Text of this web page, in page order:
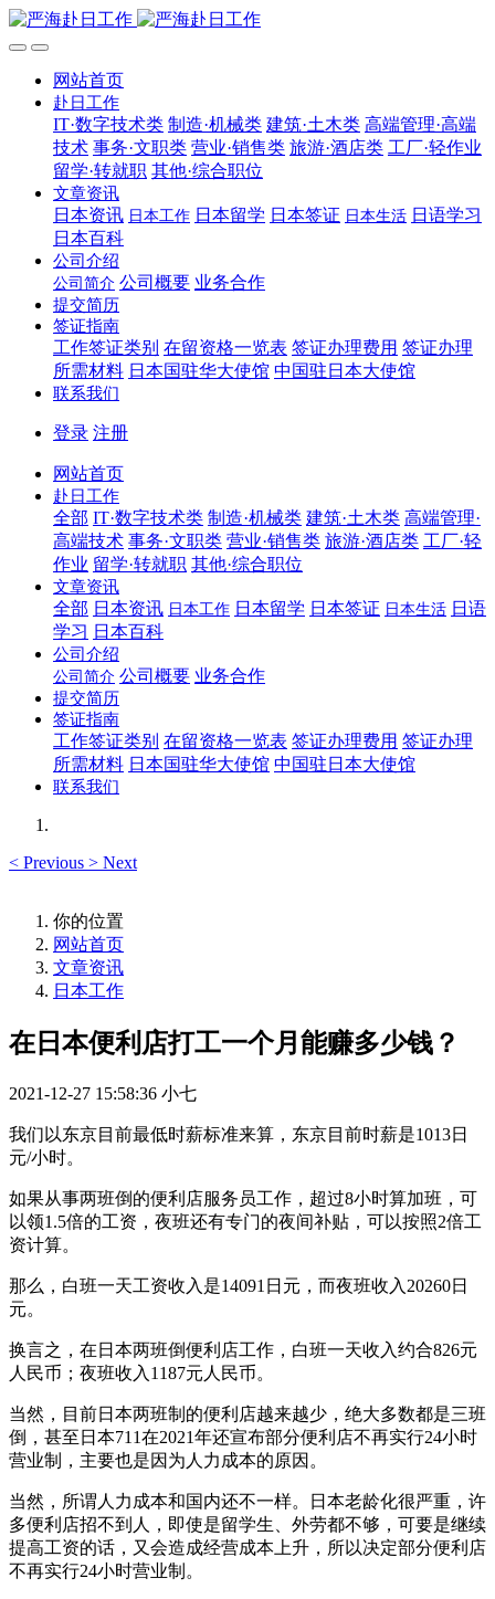
网站首页
赴日工作
IT·数字技术类 制造·机械类 建筑·土木类 高端管理·高端
技术 事务·文职类 营业·销售类 旅游·酒店类 工厂·轻作业
留学·转就职 其他·综合职位
文章资讯
日本资讯 日本工作 日本留学 日本签证 日本生活 日语学习
日本百科
公司介绍
公司简介 公司概要 业务合作
提交简历
签证指南
工作签证类别 在留资格一览表 签证办理费用 签证办理
所需材料 日本国驻华大使馆 中国驻日本大使馆
联系我们
登录 注册
网站首页
赴日工作
全部 IT·数字技术类 制造·机械类 建筑·土木类 高端管理·
高端技术 事务·文职类 营业·销售类 旅游·酒店类 工厂·轻
作业 留学·转就职 其他·综合职位
文章资讯
全部 日本资讯 日本工作 日本留学 日本签证 日本生活 日语
学习 日本百科
公司介绍
公司简介 公司概要 业务合作
提交简历
签证指南
工作签证类别 在留资格一览表 签证办理费用 签证办理
所需材料 日本国驻华大使馆 中国驻日本大使馆
联系我们
< Previous > Next
你的位置
网站首页
文章资讯
日本工作
在日本便利店打工一个月能赚多少钱？
2021-12-27 15:58:36 小七
我们以东京目前最低时薪标准来算，东京目前时薪是1013日
元/小时。
如果从事两班倒的便利店服务员工作，超过8小时算加班，可
以领1.5倍的工资，夜班还有专门的夜间补贴，可以按照2倍工
资计算。
那么，白班一天工资收入是14091日元，而夜班收入20260日
元。
换言之，在日本两班倒便利店工作，白班一天收入约合826元
人民币；夜班收入1187元人民币。
当然，目前日本两班制的便利店越来越少，绝大多数都是三班
倒，甚至日本711在2021年还宣布部分便利店不再实行24小时
营业制，主要也是因为人力成本的原因。
当然，所谓人力成本和国内还不一样。日本老龄化很严重，许
多便利店招不到人，即使是留学生、外劳都不够，可要是继续
提高工资的话，又会造成经营成本上升，所以决定部分便利店
不再实行24小时营业制。